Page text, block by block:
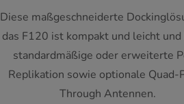
Diese maßgeschneiderte
das F120 ist kompakt und leicht
standardmäßige oder erweiterte
Replikation sowie optionale Quad-
Through Antennen.